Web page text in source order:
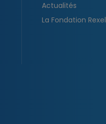
Actualités
La Fondation Rexel